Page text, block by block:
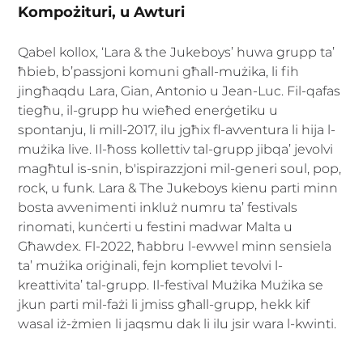
Kompożituri, u Awturi
Qabel kollox, ‘Lara & the Jukeboys’ huwa grupp ta’
ħbieb, b’passjoni komuni għall-mużika, li fih
jingħaqdu Lara, Gian, Antonio u Jean-Luc. Fil-qafas
tiegħu, il-grupp hu wieħed enerġetiku u
spontanju, li mill-2017, ilu jgħix fl-avventura li hija l-
mużika live. Il-ħoss kollettiv tal-grupp jibqa’ jevolvi
magħtul is-snin, b'ispirazzjoni mil-generi soul, pop,
rock, u funk. Lara & The Jukeboys kienu parti minn
bosta avvenimenti inkluż numru ta’ festivals
rinomati, kunċerti u festini madwar Malta u
Għawdex. Fl-2022, ħabbru l-ewwel minn sensiela
ta’ mużika oriġinali, fejn kompliet tevolvi l-
kreattivita’ tal-grupp. Il-festival Mużika Mużika se
jkun parti mil-fażi li jmiss għall-grupp, hekk kif
wasal iż-żmien li jaqsmu dak li ilu jsir wara l-kwinti.